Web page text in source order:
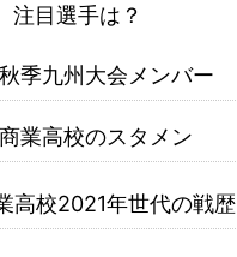
注目選手は？
季九州大会メンバー
業高校のスタメン
高校2021年世代の戦歴